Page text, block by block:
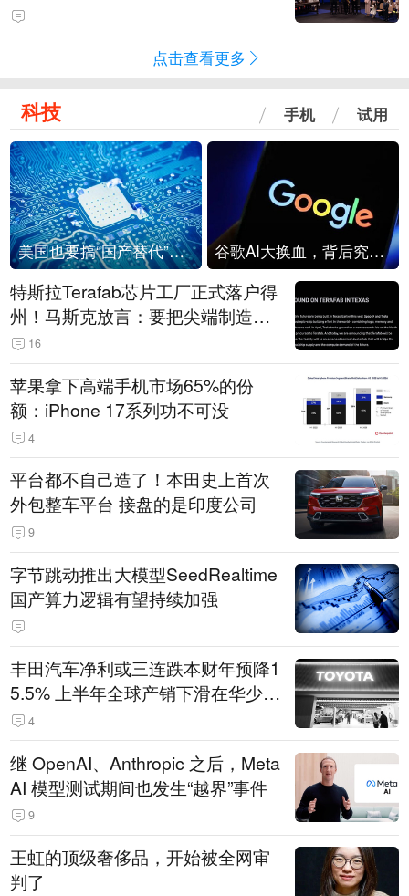
点击查看更多
科技 手机 试用
美国也要搞“国产替代”？先算清三笔账 谷歌AI大换血，背后究竟发生了什么？
特斯拉Terafab芯片工厂正式落户得
州！马斯克放言：要把尖端制造带
回美国
16
苹果拿下高端手机市场65%的份
额：iPhone 17系列功不可没
4
平台都不自己造了！本田史上首次
外包整车平台 接盘的是印度公司
9
字节跳动推出大模型SeedRealtime
国产算力逻辑有望持续加强
丰田汽车净利或三连跌本财年预降1
5.5% 上半年全球产销下滑在华少卖
14.3万辆
4
继 OpenAI、Anthropic 之后，Meta
AI 模型测试期间也发生“越界”事件
9
王虹的顶级奢侈品，开始被全网审
判了